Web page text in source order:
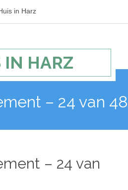
in Harz
IN HARZ
– 24 van 48
– 24 van